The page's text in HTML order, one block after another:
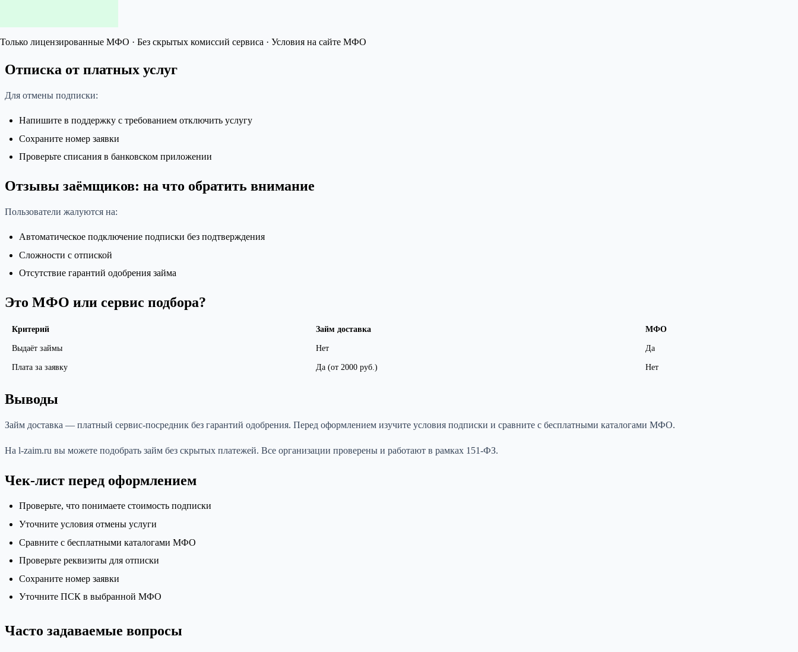
Только лицензированные МФО · Без скрытых комиссий сервиса · Условия на сайте МФО
Отписка от платных услуг
Для отмены подписки:
Напишите в поддержку с требованием отключить услугу
Сохраните номер заявки
Проверьте списания в банковском приложении
Отзывы заёмщиков: на что обратить внимание
Пользователи жалуются на:
Автоматическое подключение подписки без подтверждения
Сложности с отпиской
Отсутствие гарантий одобрения займа
Это МФО или сервис подбора?
Критерий Займ доставка МФО
Выдаёт займы Нет Да
Плата за заявку Да (от 2000 руб.) Нет
Выводы
Займ доставка — платный сервис-посредник без гарантий одобрения. Перед оформлением изучите условия подписки и сравните с бесплатными каталогами МФО.
На l-zaim.ru вы можете подобрать займ без скрытых платежей. Все организации проверены и работают в рамках 151-ФЗ.
Чек-лист перед оформлением
Проверьте, что понимаете стоимость подписки
Уточните условия отмены услуги
Сравните с бесплатными каталогами МФО
Проверьте реквизиты для отписки
Сохраните номер заявки
Уточните ПСК в выбранной МФО
Часто задаваемые вопросы